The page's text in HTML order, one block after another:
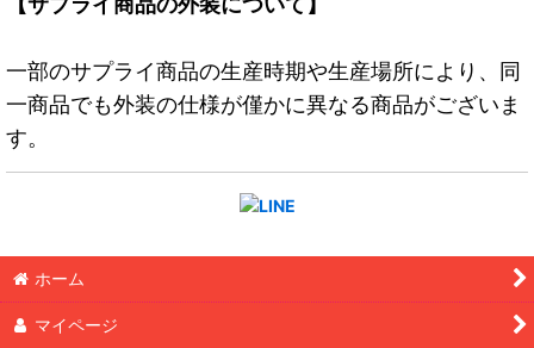
一部のサプライ商品の生産時期や生産場所により、同
一商品でも外装の仕様が僅かに異なる商品がございま
す。
ホーム
マイページ